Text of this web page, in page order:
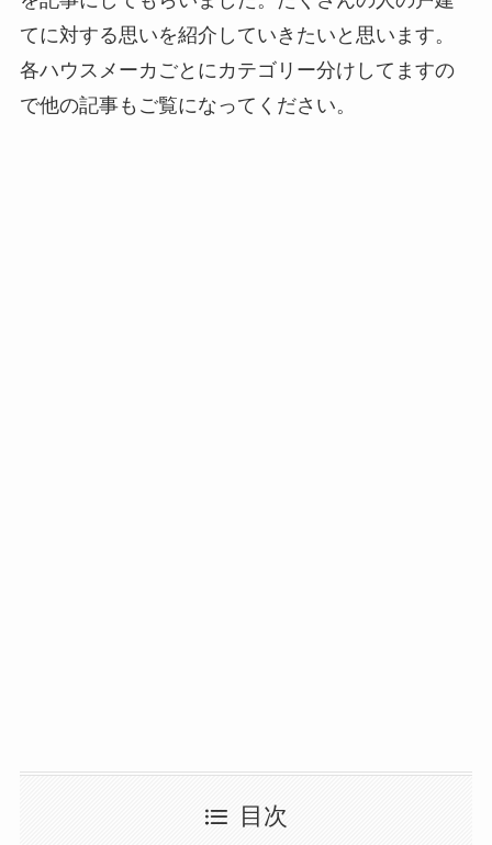
てに対する思いを紹介していきたいと思います。
各ハウスメーカごとにカテゴリー分けしてますの
で他の記事もご覧になってください。
目次